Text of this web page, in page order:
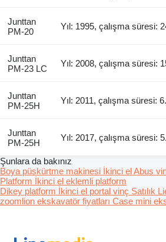
Junttan
PM-20
Yıl: 1995, çalışma süresi:
Junttan
PM-23 LC
Yıl: 2008, çalışma süresi:
Junttan
PM-25H
Yıl: 2011, çalışma süresi:
Junttan
PM-25H
Yıl: 2017, çalışma süresi:
Şunlara da bakınız
Boya püskürtme makinesi İkinci el Abus
Platform İkinci el eklemli platform
Dikey platform İkinci el portal vinç Satılık
zoomlion ekskavatör fiyatları Case mini